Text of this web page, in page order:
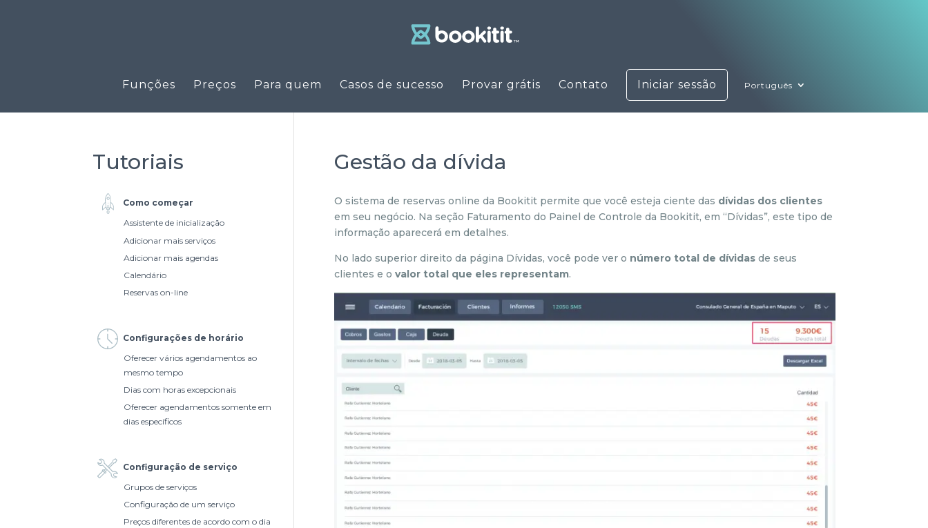
Funções Preços Para quem Casos de sucesso Provar grátis Contato Iniciar sessão Português
Gestão da dívida
O sistema de reservas online da Bookitit permite que você esteja ciente das dívidas dos clientes
em seu negócio. Na seção Faturamento do Painel de Controle da Bookitit, em “Dívidas”, este tipo de
informação aparecerá em detalhes.
No lado superior direito da página Dívidas, você pode ver o número total de dívidasde seus
clientes e o valor total que eles representam.
Tutoriais
Como começar
Assistente de inicialização
Adicionar mais serviços
Adicionar mais agendas
Calendário
Reservas on-line
Configurações de horário
Oferecer vários agendamentos ao
mesmo tempo
Dias com horas excepcionais
Oferecer agendamentos somente em
dias específicos
Configuração de serviço
Grupos de serviços
Configuração de um serviço
Preços diferentes de acordo com o dia